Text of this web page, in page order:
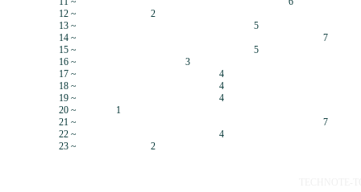
12 ~
2
13 ~
5
14 ~
7
15 ~
5
16 ~
3
17 ~
4
18 ~
4
19 ~
4
20 ~
1
21 ~
7
22 ~
4
23 ~
2